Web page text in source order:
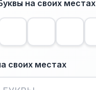
на своих местах
своих местах